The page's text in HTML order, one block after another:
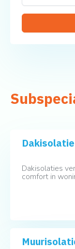
Dakisolatie
Dakisolaties
comfort in